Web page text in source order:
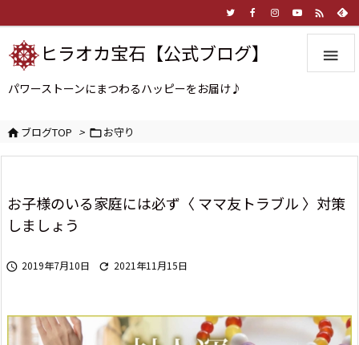


ヒラオカ宝石【公式ブログ】
パワーストーンにまつわるハッピーをお届け♪
ブログTOP > お守り
お子様のいる家庭には必ず〈 ママ友トラブル 〉対策
しましょう
 2019年7月10日  2021年11月15日